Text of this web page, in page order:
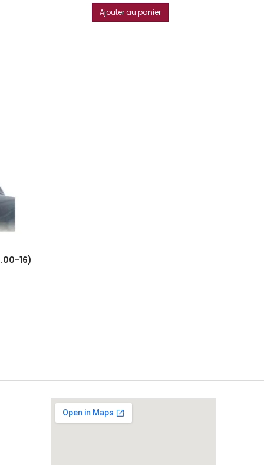
Ajouter au panier
16)